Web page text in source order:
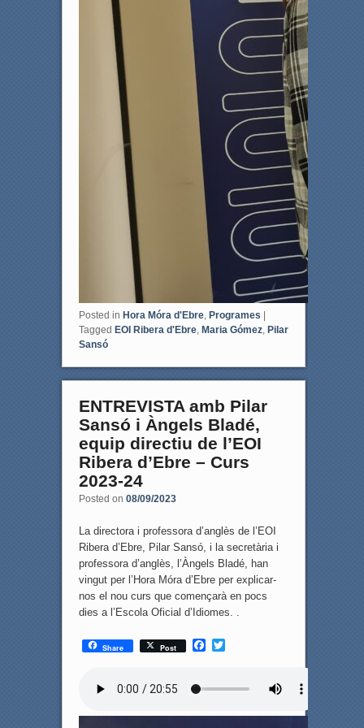
Posted in Hora Móra d'Ebre, Programes |
Tagged EOI Ribera d'Ebre, Maria Gómez, Pilar
Sansó
ENTREVISTA amb Pilar
Sansó i Àngels Bladé,
equip directiu de l’EOI
Ribera d’Ebre – Curs
2023-24
Posted on 08/09/2023
La directora i professora d’anglès de l’EOI
Ribera d’Ebre, Pilar Sansó, i la secretària i
professora d’anglès, l’Àngels Bladé, han
vingut per l’Hora Móra d’Ebre per explicar-
nos el nou curs que començarà en pocs
dies a l’Escola Oficial d’Idiomes. .
Share Post
F
T